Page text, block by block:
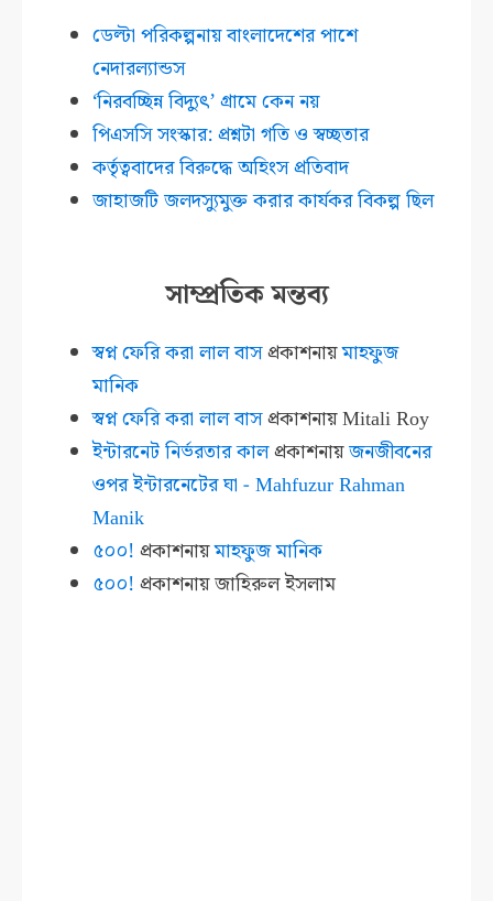
ডেল্টা পরিকল্পনায় বাংলাদেশের পাশে
নেদারল্যান্ডস
‘নিরবচ্ছিন্ন বিদ্যুৎ’ গ্রামে কেন নয়
পিএসসি সংস্কার: প্রশ্নটা গতি ও স্বচ্ছতার
কর্তৃত্ববাদের বিরুদ্ধে অহিংস প্রতিবাদ
জাহাজটি জলদস্যুমুক্ত করার কার্যকর বিকল্প ছিল
সাম্প্রতিক মন্তব্য
স্বপ্ন ফেরি করা লাল বাসপ্রকাশনায়মাহফুজ
মানিক
স্বপ্ন ফেরি করা লাল বাসপ্রকাশনায়Mitali Roy
ইন্টারনেট নির্ভরতার কালপ্রকাশনায়জনজীবনের
ওপর ইন্টারনেটের ঘা - Mahfuzur Rahman
Manik
৫০০! প্রকাশনায়মাহফুজ মানিক
৫০০! প্রকাশনায়জাহিরুল ইসলাম